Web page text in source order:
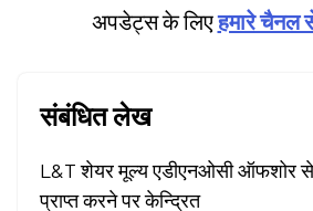
अपडेट्स के लिएहमारे चैनल
संबंधित लेख
L&T शेयर मूल्य एडीएनओसी ऑफशोर से
प्राप्त करने पर केन्द्रित